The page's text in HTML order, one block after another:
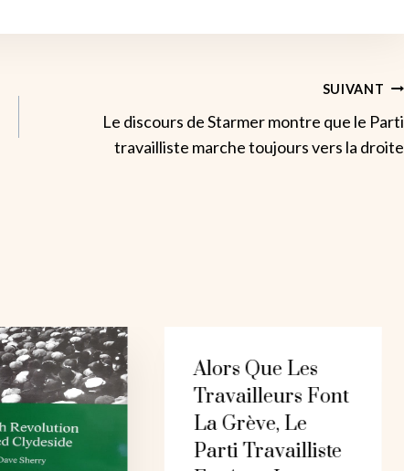
SUIVANT
Le discours de Starmer montre que le Parti
travailliste marche toujours vers la droite
Alors Que Les
Travailleurs Font
La Grève, Le
Parti Travailliste